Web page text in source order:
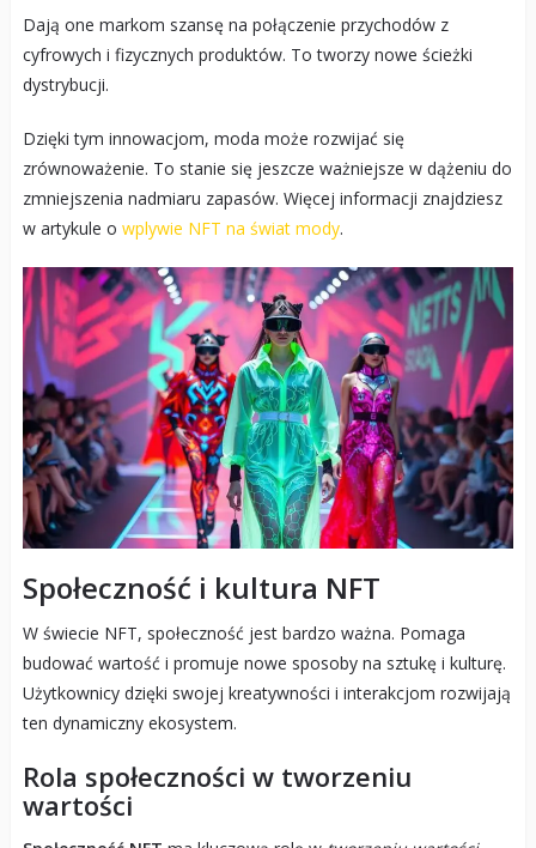
Dają one markom szansę na połączenie przychodów z
cyfrowych i fizycznych produktów. To tworzy nowe ścieżki
dystrybucji.
Dzięki tym innowacjom, moda może rozwijać się
zrównoważenie. To stanie się jeszcze ważniejsze w dążeniu do
zmniejszenia nadmiaru zapasów. Więcej informacji znajdziesz
w artykule o wplywie NFT na świat mody.
Społeczność i kultura NFT
W świecie NFT, społeczność jest bardzo ważna. Pomaga
budować wartość i promuje nowe sposoby na sztukę i kulturę.
Użytkownicy dzięki swojej kreatywności i interakcjom rozwijają
ten dynamiczny ekosystem.
Rola społeczności w tworzeniu
wartości